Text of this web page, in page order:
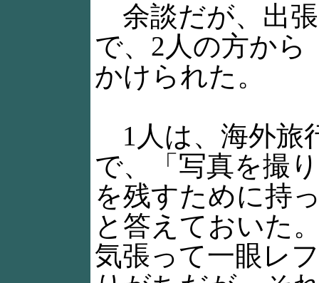
余談だが、出
で、2人の方か
かけられた。
1人は、海外旅
で、「写真を撮
を残すために持
と答えておいた
気張って一眼レ